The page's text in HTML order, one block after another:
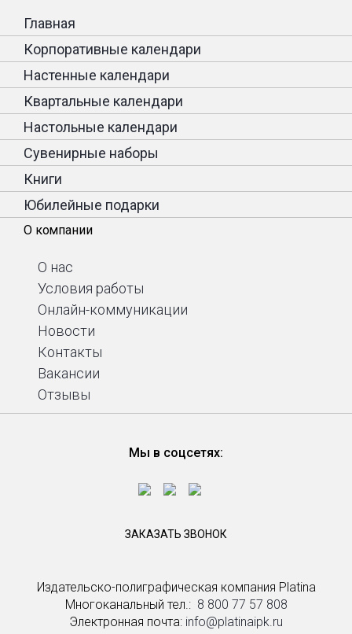
Издательско-полиграфическая компания Platina
Многоканальный тел.: ­ 8 800 77 57 808
Электронная почта: info@platinaipk.ru
Главная
Корпоративные календари
Настенные календари
Квартальные календари
Настольные календари
Сувенирные наборы
Книги
Юбилейные подарки
О компании
О нас
Условия работы
Онлайн-коммуникации
Новости
Контакты
Вакансии
Отзывы
Мы в соцсетях:
ЗАКАЗАТЬ ЗВОНОК